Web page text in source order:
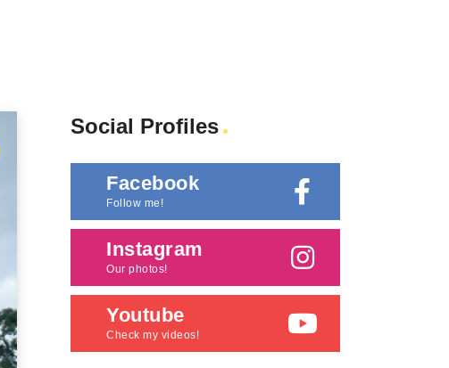
Social Profiles
Facebook
Follow me!
Instagram
Our photos!
Youtube
Check my videos!